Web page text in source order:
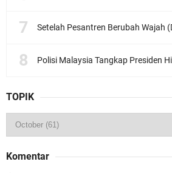
Setelah Pesantren Berubah Wajah
Polisi Malaysia Tangkap Presiden Hizbut
TOPIK
Komentar